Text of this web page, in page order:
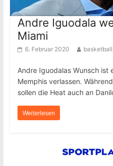
Andre Iguodala
Miami
6. Februar 2020
Andre Iguodalas Wunsch ist
Memphis verlassen.
sollen die Heat auch an
Weiterlesen